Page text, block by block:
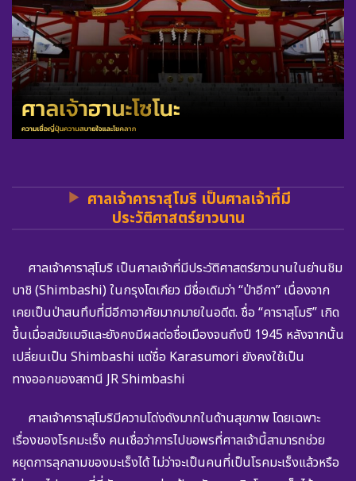
ศาลเจ้าคาราสุโมริ เป็นศาลเจ้าที่มี
ประวัติศาสตร์ยาวนาน
ศาลเจ้าคาราสุโมริ เป็นศาลเจ้าที่มีประวัติศาสตร์ยาวนานในย่านชิม
บาชิ (Shimbashi) ในกรุงโตเกียว มีชื่อเดิมว่า “ป่าอีกา” เนื่องจาก
เคยเป็นป่าสนทึบที่มีอีกาอาศัยมากมายในอดีต. ชื่อ “คาราสุโมริ” เกิด
ขึ้นเมื่อสมัยเมจิและยังคงมีผลต่อชื่อเมืองจนถึงปี 1945 หลังจากนั้น
เปลี่ยนเป็น Shimbashi แต่ชื่อ Karasumori ยังคงใช้เป็น
ทางออกของสถานี JR Shimbashi
ศาลเจ้าคาราสุโมริมีความโด่งดังมากในด้านสุขภาพ โดยเฉพาะ
เรื่องของโรคมะเร็ง คนเชื่อว่าการไปขอพรที่ศาลเจ้านี้สามารถช่วย
หยุดการลุกลามของมะเร็งได้ ไม่ว่าจะเป็นคนที่เป็นโรคมะเร็งแล้วหรือ